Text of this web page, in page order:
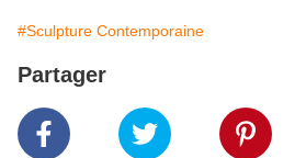
#Sculpture Contemporaine
Partager